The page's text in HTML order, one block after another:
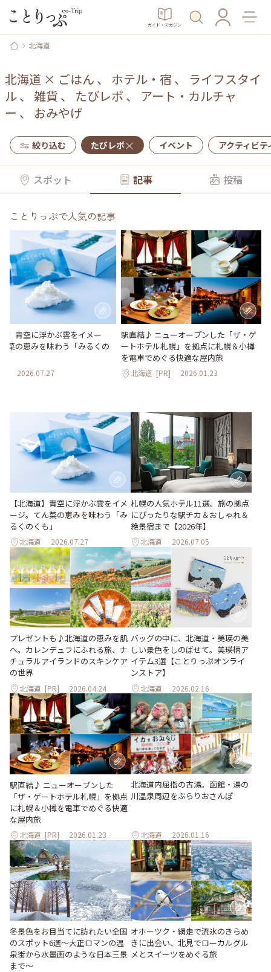
ガイド・マガジン
北海道
北海道 × ごはん 、 ホテル・宿 、 ライフスタイ
ル、 雑貨 、 たびレポ 、 アート・カルチャ
ー 、 おみやげ
絞り込む たびレポ イベント アクティビテ
スポット 記事 投稿
ことりっぷで人気の記事
】青空に浮かぶ雲をイメー
菜の恵みを味わう「みるくの
2026.07.27
駅直結♪ ニューオープンした「ザ・ゲ
ートホテル札幌」を拠点に札幌＆小樽
を電車でめぐる快適な屋内旅
北海道 [PR] 2026.01.23
【北海道】青空に浮かぶ雲をイメ
ージ。てん菜の恵みを味わう「み
るくのくも」
北海道 2026.07.27
札幌の人気ホテル11選。旅の拠点
にぴったりな駅チカ＆おしゃれ＆
絶景宿まで【2026年】
北海道 2026.07.05
プレゼントも♪北海道の恵みを肌
へ。カレンデュラにふれる旅、ナ
チュラルアイランドのスキンケア
の世界
北海道 [PR] 2026.04.24
バッグの中に、北海道・美瑛の美
しい景色をしのばせて。美瑛柄ア
イテム3選【ことりっぷオンライ
ンストア】
北海道 2026.02.16
駅直結♪ ニューオープンした
「ザ・ゲートホテル札幌」を拠点
に札幌＆小樽を電車でめぐる快適
な屋内旅
北海道 [PR] 2026.01.23
北海道内屈指の古湯。函館・湯の
川温泉周辺をぶらりおさんぽ
北海道 2026.01.16
冬景色をお目当てに訪れたい全国
のスポット6選〜大正ロマンの温
泉街から水墨画のような日本三景
まで〜
オホーツク・網走で流氷のきらめ
きに出会い、北見でローカルグル
メとスイーツをめぐる旅